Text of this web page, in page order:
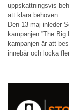
uppskattningsvis
att klara behoven.
Den 13 maj inleder
kampanjen ”The
kampanjen är att
innebär och locka